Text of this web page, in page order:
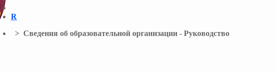
R
> Сведения об образовательной организации - Руководcтво